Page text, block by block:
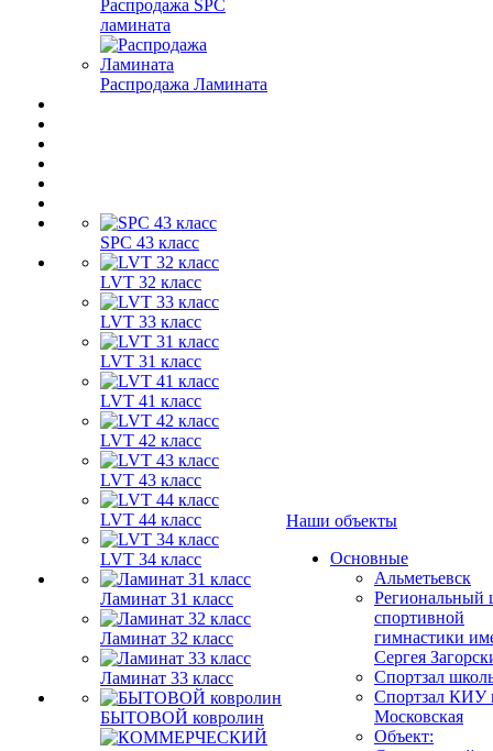
Распродажа SPC
ламината
Распродажа Ламината
SPC 43 класс
LVT 32 класс
LVT 33 класс
LVT 31 класс
LVT 41 класс
LVT 42 класс
LVT 43 класс
LVT 44 класс
LVT 34 класс
Ламинат 31 класс
Ламинат 32 класс
Ламинат 33 класс
БЫТОВОЙ ковролин
Наши объекты
Основные
Альметьевск
Региональный
спортивной
гимнастики
Сергея
Спортзал
Спортзал КИУ
Московская
Объект: